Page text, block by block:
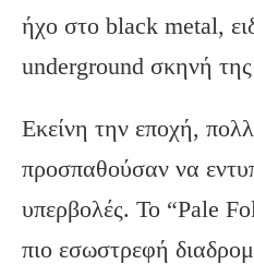
ήχο στο black metal,
underground σκηνή
Εκείνη την εποχή,
προσπαθούσαν να
υπερβολές. Το “Pale
πιο εσωστρεφή